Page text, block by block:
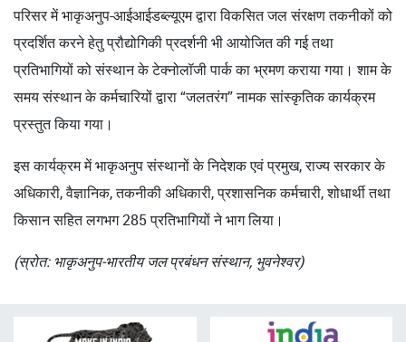
परिसर में भाकृअनुप-आईआईडब्ल्यूएम द्वारा विकसित जल संरक्षण तकनीकों को
प्रदर्शित करने हेतु प्रौद्योगिकी प्रदर्शनी भी आयोजित की गई तथा
प्रतिभागियों को संस्थान के टेक्नोलॉजी पार्क का भ्रमण कराया गया। शाम के
समय संस्थान के कर्मचारियों द्वारा “जलतरंग” नामक सांस्कृतिक कार्यक्रम
प्रस्तुत किया गया।
इस कार्यक्रम में भाकृअनुप संस्थानों के निदेशक एवं प्रमुख, राज्य सरकार के
अधिकारी, वैज्ञानिक, तकनीकी अधिकारी, प्रशासनिक कर्मचारी, शोधार्थी तथा
किसान सहित लगभग 285 प्रतिभागियों ने भाग लिया।
(स्रोत: भाकृअनुप-भारतीय जल प्रबंधन संस्थान, भुवनेश्वर)